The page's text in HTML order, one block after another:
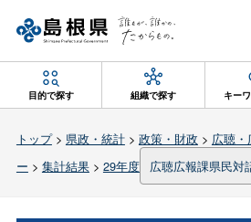
目的で探す 組織で探す キー
トップ> 県政・統計> 政策・財政 > 広聴・
ー > 集計結果> 29年度 広聴広報課県民対